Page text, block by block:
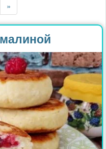
Последняя
страница
»